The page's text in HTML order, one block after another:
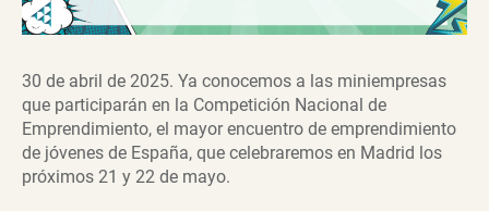
30 de abril de 2025. Ya conocemos a las miniempresas
que participarán en la Competición Nacional de
Emprendimiento, el mayor encuentro de emprendimiento
de jóvenes de España, que celebraremos en Madrid los
próximos 21 y 22 de mayo.